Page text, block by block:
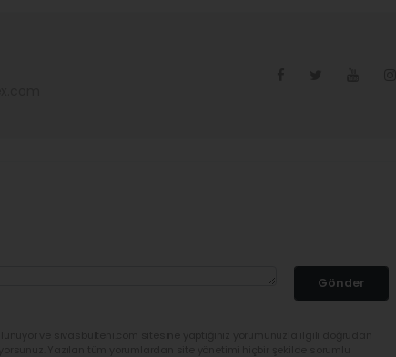
Gönder